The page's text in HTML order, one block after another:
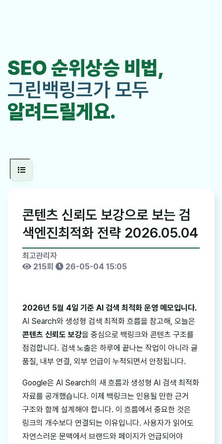
SEO 순위상승 비법,
그린백링크가 모두
알려드릴게요.
콘텐츠 신뢰도 보강으로 보는 검
색엔진최적화 전략 2026.05.04
최고관리자
215회
26-05-04 15:05
2026년 5월 4일 기준 AI 검색 최적화 운영 메모입니다.
AI Search와 생성형 검색 최적화 흐름을 참고해, 오늘은
콘텐츠 신뢰도 보강을 중심으로 백링크와 콘텐츠 구조를
점검합니다. 검색 노출은 하루에 끝나는 작업이 아니라 글
품질, 내부 연결, 외부 언급이 누적되면서 안정됩니다.
Google은 AI Search의 새 흐름과 생성형 AI 검색 최적화
자료를 공개했습니다. 이제 백링크는 인용될 만한 근거
구조와 함께 설계해야 합니다. 이 흐름에서 중요한 것은
링크의 개수보다 연결되는 이유입니다. 사용자가 읽어도
자연스러운 문맥에서 브랜드와 페이지가 언급되어야